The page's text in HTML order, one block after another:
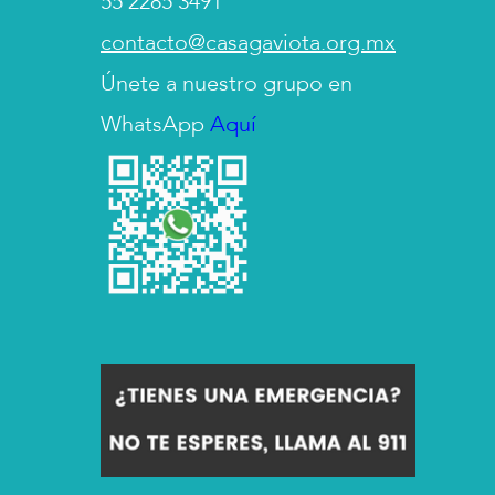
contacto@casagaviota.org.mx
Únete a nuestro grupo en
WhatsApp Aquí